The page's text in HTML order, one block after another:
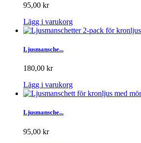
95,00 kr
Lägg i varukorg
Ljusmansche...
180,00 kr
Lägg i varukorg
Ljusmansche...
95,00 kr